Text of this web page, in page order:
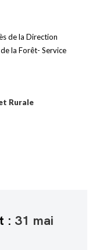
de la Direction
la Forêt- Service
Rurale
: 31 mai